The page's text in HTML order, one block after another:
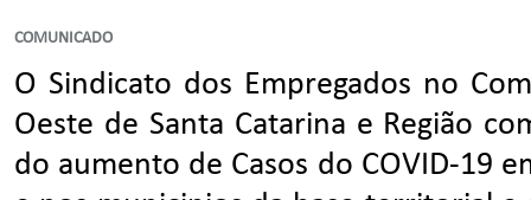
COMUNICADO